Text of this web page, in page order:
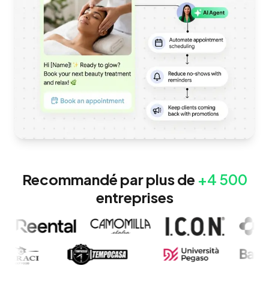
Recommandé par plus de +4 500
entreprises